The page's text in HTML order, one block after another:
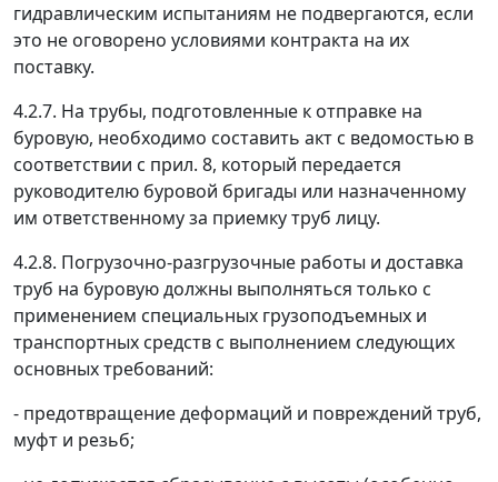
гидравлическим испытаниям не подвергаются, если
это не оговорено условиями контракта на их
поставку.
4.2.7. На трубы, подготовленные к отправке на
буровую, необходимо составить акт с ведомостью в
соответствии с прил. 8, который передается
руководителю буровой бригады или назначенному
им ответственному за приемку труб лицу.
4.2.8. Погрузочно-разгрузочные работы и доставка
труб на буровую должны выполняться только с
применением специальных грузоподъемных и
транспортных средств с выполнением следующих
основных требований:
- предотвращение деформаций и повреждений труб,
муфт и резьб;